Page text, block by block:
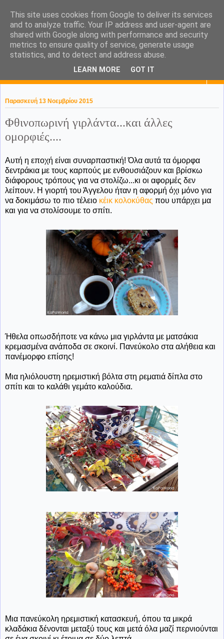
KaPa. Me without you...tea
without a biscuit!
Παρασκευή 13 Νοεμβρίου 2015
Φθινοπωρινή γιρλάντα...και άλλες
ομορφιές....
Αυτή η εποχή είναι συναρπαστική! Όλα αυτά τα όμορφα
δεντράκια με τους καρπούς με ενθουσιάζουν και βρίσκω
διάφορους τρόπους για να στολίζω...κι οι αφορμές δεν
λείπουν. Η γιορτή του Άγγελου ήταν η αφορμή όχι μόνο για
να δοκιμάσω το πιο τέλειο κέικ κολοκύθας που υπάρχει μα
και για να στολίσουμε το σπίτι.
Ήθελα οπωσδήποτε να κάνω μια γιρλάντα με ματσάκια
κρεμασμένα ανάποδα σε σκοινί. Πανεύκολο στα αλήθεια και
πανέμορφο επίσης!
Μια ηλιόλουστη ηρεμιστική βόλτα στη ρεματιά δίπλα στο
σπίτι και το καλάθι γεμάτο καλούδια.
Μια πανεύκολη ηρεμιστική κατασκευή, όπου τα μικρά
κλαδάκια δένονται μεταξύ τους και μετά όλα μαζί περνιούνται
This site uses cookies from Google to deliver its services
and to analyze traffic. Your IP address and user-agent are
shared with Google along with performance and security
metrics to ensure quality of service, generate usage
statistics, and to detect and address abuse.
LEARN MORE GOT IT